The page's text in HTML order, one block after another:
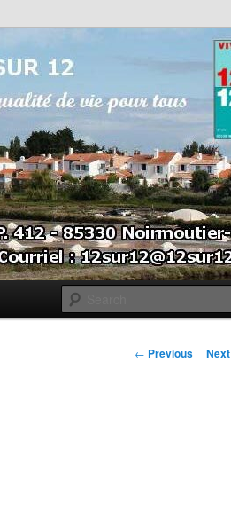
Post navigation
← Previous Next